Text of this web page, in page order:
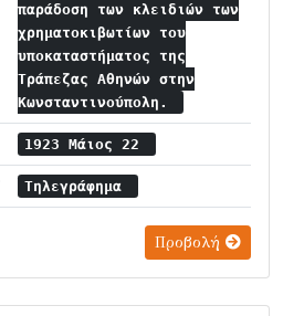
παράδοση των κλειδιών των
χρηματοκιβωτίων του
υποκαταστήματος της
Τράπεζας Αθηνών στην
Κωνσταντινούπολη.
1923 Μάιος 22
Τηλεγράφημα
Προβολή